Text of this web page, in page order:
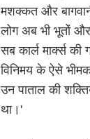
मशक्कत और
लोग अब भी भूतों
सब कार्ल मार्क्स
विनिमय के ऐसे
उन पाताल की
था।'